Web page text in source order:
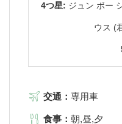
4つ星: ジュン ボー
ウス (
交通： 専用車
食事： 朝,昼,夕